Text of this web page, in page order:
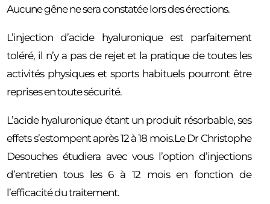
Aucune gêne ne sera constatée lors des érections.
L’injection d’acide hyaluronique est parfaitement
toléré, il n’y a pas de rejet et la pratique de toutes les
activités physiques et sports habituels pourront être
reprises en toute sécurité.
L’acide hyaluronique étant un produit résorbable, ses
effets s’estompent après 12 à 18 mois.Le Dr Christophe
Desouches étudiera avec vous l’option d’injections
d’entretien tous les 6 à 12 mois en fonction de
l’efficacité du traitement.